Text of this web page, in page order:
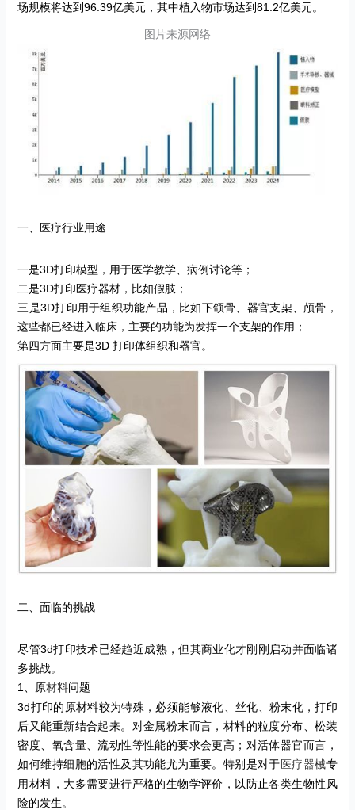
场规模将达到96.39亿美元，其中植入物市场达到81.2亿美元。
图片来源网络
一、医疗行业用途
一是3D打印模型，用于医学教学、病例讨论等；
二是3D打印医疗器材，比如假肢；
三是3D打印用于组织功能产品，比如下颌骨、器官支架、颅骨，
这些都已经进入临床，主要的功能为发挥一个支架的作用；
第四方面主要是3D打印体组织和器官。
二、面临的挑战
尽管3d打印技术已经趋近成熟，但其商业化才刚刚启动并面临诸
多挑战。
1
、原材料问题
3d打印的原材料较为特殊，必须能够液化、丝化、粉末化，打印
后又能重新结合起来。对金属粉末而言，材料的粒度分布、松装
密度、氧含量、流动性等性能的要求会更高；对活体器官而言，
如何维持细胞的活性及其功能尤为重要。特别是对于 医疗器械专
用材料，大多需要进行严格的生物学评价，以防止各类生物性风
险的发生。